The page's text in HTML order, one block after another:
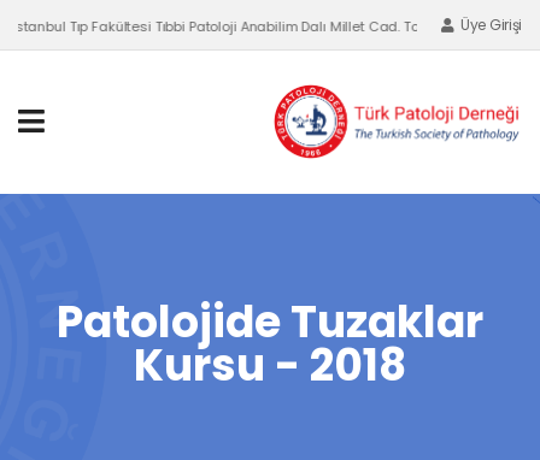
İstanbul Tıp Fakültesi Tıbbi Patoloji Anabilim Dalı Millet Cad. Topkapı, Fatih-Üye Girişi
Patolojide Tuzaklar
Kursu - 2018